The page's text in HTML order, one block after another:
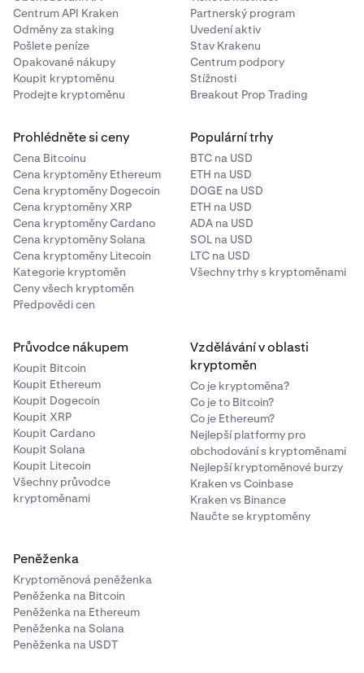
Centrum API Kraken
Odměny za staking
Pošlete peníze
Opakované nákupy
Koupit kryptoměnu
Prodejte kryptoměnu
Partnerský program
Uvedení aktiv
Stav Krakenu
Centrum podpory
Stížnosti
Breakout Prop Trading
Prohlédněte si ceny
Cena Bitcoinu
Cena kryptoměny Ethereum
Cena kryptoměny Dogecoin
Cena kryptoměny XRP
Cena kryptoměny Cardano
Cena kryptoměny Solana
Cena kryptoměny Litecoin
Kategorie kryptoměn
Ceny všech kryptoměn
Předpovědi cen
Populární trhy
BTC na USD
ETH na USD
DOGE na USD
ETH na USD
ADA na USD
SOL na USD
LTC na USD
Všechny trhy s kryptoměnami
Průvodce nákupem
Koupit Bitcoin
Koupit Ethereum
Koupit Dogecoin
Koupit XRP
Koupit Cardano
Koupit Solana
Koupit Litecoin
Všechny průvodce
kryptoměnami
Vzdělávání v oblasti
kryptoměn
Co je kryptoměna?
Co je to Bitcoin?
Co je Ethereum?
Nejlepší platformy pro
obchodování s kryptoměnami
Nejlepší kryptoměnové burzy
Kraken vs Coinbase
Kraken vs Binance
Naučte se kryptoměny
Peněženka
Kryptoměnová peněženka
Peněženka na Bitcoin
Peněženka na Ethereum
Peněženka na Solana
Peněženka na USDT